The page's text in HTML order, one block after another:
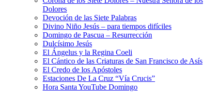
Dolores
Devoción de las Siete Palabras
Divino Niño Jesús – para tiempos difíciles
Domingo de Pascua – Resurrección
Dulcísimo Jesús
El Ángelus y la Regina Coeli
El Cántico de las Criaturas de San Francisco de Asís
El Credo de los Apóstoles
Estaciones De La Cruz “Vía Crucis”
Hora Santa YouTube Domingo